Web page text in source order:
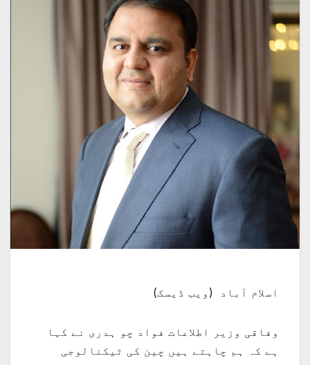
اسلام آباد (ویب ڈیسک)
وفاقی وزیر اطلاعات فواد چو ہدری نے کہا
ہے کہ ہم چاہتے ہیں چین کی ٹیکنالوجی